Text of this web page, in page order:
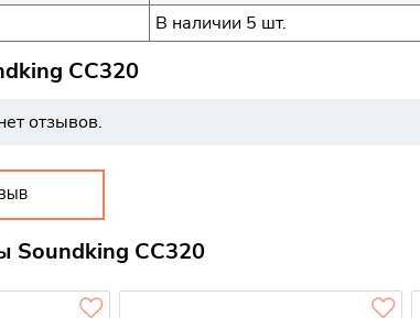
В наличии 5 шт.
CC320
отзывов.
Soundking CC320